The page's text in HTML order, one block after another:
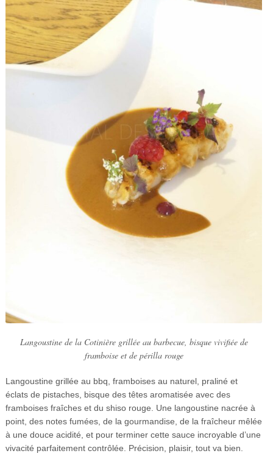
Langoustine de la Cotinière grillée au barbecue, bisque vivifiée de
framboise et de périlla rouge
Langoustine grillée au bbq, framboises au naturel, praliné et
éclats de pistaches, bisque des têtes aromatisée avec des
framboises fraîches et du shiso rouge. Une langoustine nacrée à
point, des notes fumées, de la gourmandise, de la fraîcheur mêlée
à une douce acidité, et pour terminer cette sauce incroyable d’une
vivacité parfaitement contrôlée. Précision, plaisir, tout va bien.